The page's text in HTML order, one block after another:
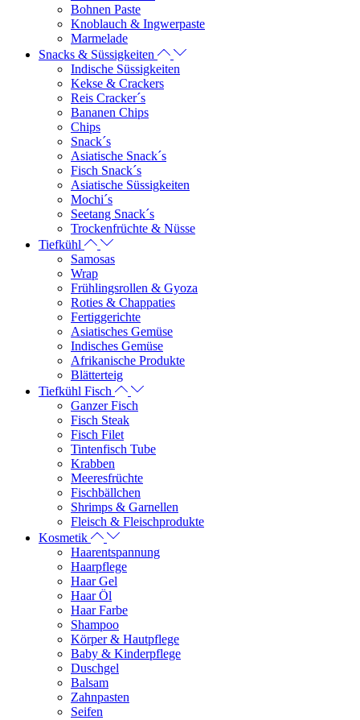
Bohnen Paste
Knoblauch & Ingwerpaste
Marmelade
Snacks & Süssigkeiten
Indische Süssigkeiten
Kekse & Crackers
Reis Cracker´s
Bananen Chips
Chips
Snack´s
Asiatische Snack´s
Fisch Snack´s
Asiatische Süssigkeiten
Mochi´s
Seetang Snack´s
Trockenfrüchte & Nüsse
Tiefkühl
Samosas
Wrap
Frühlingsrollen & Gyoza
Roties & Chappaties
Fertiggerichte
Asiatisches Gemüse
Indisches Gemüse
Afrikanische Produkte
Blätterteig
Tiefkühl Fisch
Ganzer Fisch
Fisch Steak
Fisch Filet
Tintenfisch Tube
Krabben
Meeresfrüchte
Fischbällchen
Shrimps & Garnellen
Fleisch & Fleischprodukte
Kosmetik
Haarentspannung
Haarpflege
Haar Gel
Haar Öl
Haar Farbe
Shampoo
Körper & Hautpflege
Baby & Kinderpflege
Duschgel
Balsam
Zahnpasten
Seifen